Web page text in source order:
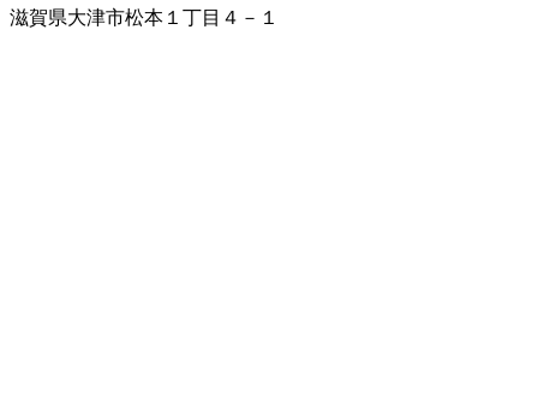
滋賀県大津市松本１丁目４－１